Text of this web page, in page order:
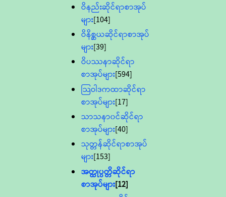
ဝိနည်းဆိုင်ရာစာအုပ်
များ[104]
ဝိနိစ္ဆယဆိုင်ရာစာအုပ်
များ[39]
ဝိပဿနာဆိုင်ရာ
စာအုပ်များ[594]
သြဝါဒကထာဆိုင်ရာ
စာအုပ်များ[17]
သာသနာ၀င်ဆိုင်ရာ
စာအုပ်များ[40]
သုတ္တန်ဆိုင်ရာစာအုပ်
များ[153]
အတ္ထုပ္ပတ္တိဆိုင်ရာ
စာအုပ်များ[12]